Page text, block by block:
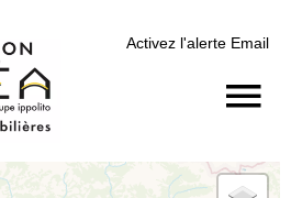
Activez l'alerte Email